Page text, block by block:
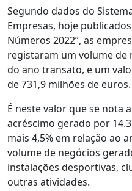
Segundo dados do
Empresas, hoje
Números 2022”, as
registaram um volume de
do ano transato, e um
de 731,9 milhões de euros.
É neste valor que se nota
acréscimo gerado por
mais 4,5% em relação ao
volume de negócios
instalações desportivas,
outras atividades.